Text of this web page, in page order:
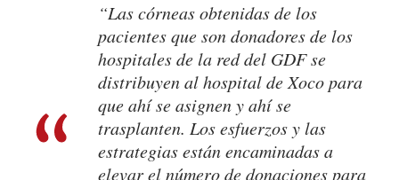
“Las córneas obtenidas de los
pacientes que son donadores de los
hospitales de la red del GDF se
distribuyen al hospital de Xoco para
que ahí se asignen y ahí se
trasplanten. Los esfuerzos y las
estrategias están encaminadas a
elevar el número de donaciones para